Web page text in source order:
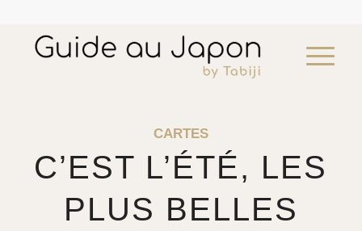
¥143,750
CARTES
C’EST L’ÉTÉ, LES
PLUS BELLES